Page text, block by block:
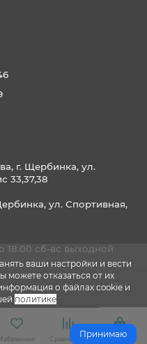
ваши настройки и вести
можете отказаться от их
о файлах cookie и
политике
Принимаю
г. Щербинка, ул.
33,37,38
ул. Спортивная,
18.00 сб-вс выходной
Сравнение Корзина